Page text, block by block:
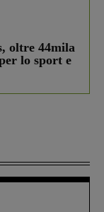
oltre 44mila
lo sport e